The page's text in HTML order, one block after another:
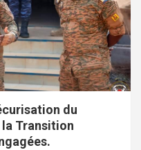
du
Transition